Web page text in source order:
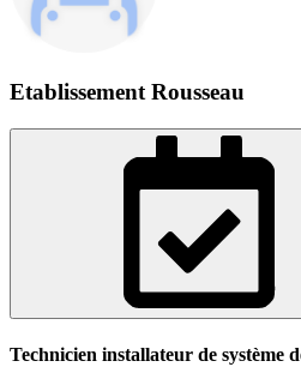
Etablissement Rousseau
Technicien installateur de système